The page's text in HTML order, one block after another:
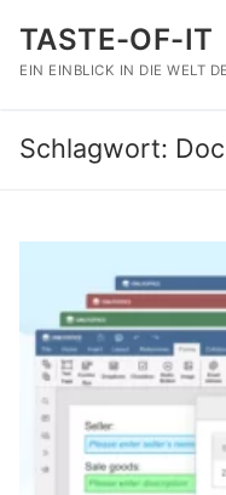
Inhalt
springen
TASTE-OF-IT
EIN EINBLICK IN DIE WELT
Schlagwort: